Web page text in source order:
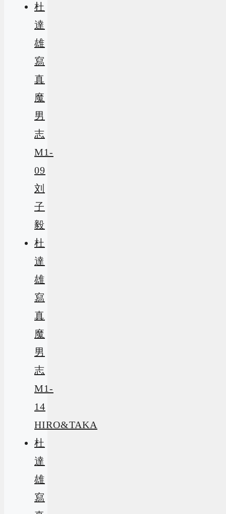
杜
達
雄
寫
真
魔
男
志
M1-
09
刘
子
毅
杜
達
雄
寫
真
魔
男
志
M1-
14
HIRO&TAKA
杜
達
雄
寫